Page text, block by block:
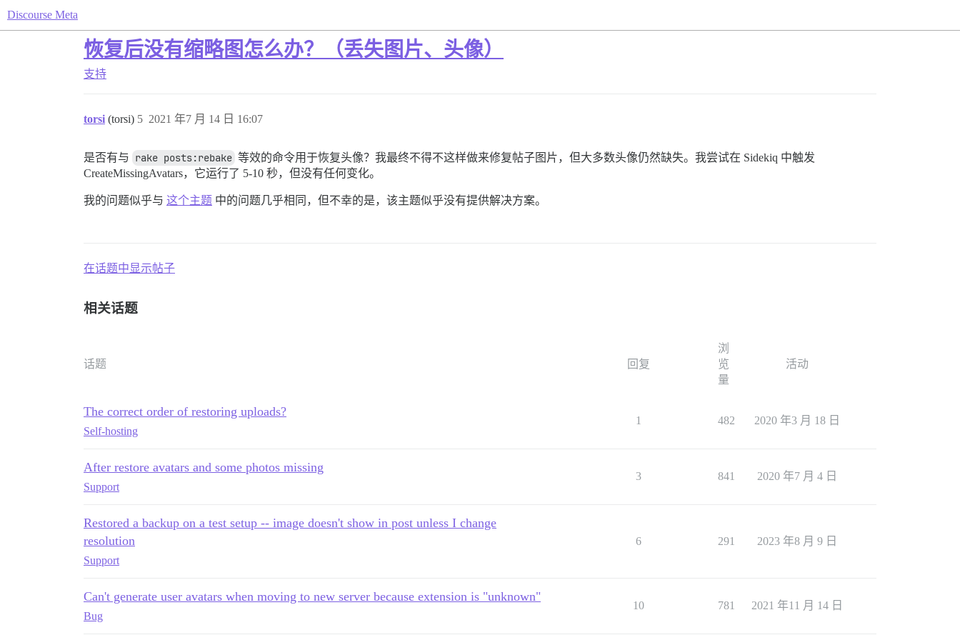
Discourse Meta
恢复后没有缩略图怎么办？（丢失图片、头像）
支持
torsi (torsi) 2021 年7 月 14 日 16:07
5
是否有与 rake posts:rebake 等效的命令用于恢复头像？我最终不得不这样做来修复帖子图片，但大多数头像仍然缺失。我尝试在 Sidekiq 中触发
CreateMissingAvatars，它运行了 5-10 秒，但没有任何变化。
我的问题似乎与 这个主题 中的问题几乎相同，但不幸的是，该主题似乎没有提供解决方案。
在话题中显示帖子
相关话题
话题 回复
浏
览
量
活动
The correct order of restoring uploads?
Self-hosting
1 482 2020 年3 月 18 日
After restore avatars and some photos missing
Support
3 841 2020 年7 月 4 日
Restored a backup on a test setup -- image doesn't show in post unless I change
resolution
Support
6 291 2023 年8 月 9 日
Can't generate user avatars when moving to new server because extension is "unknown"
Bug
10 781 2021 年11 月 14 日